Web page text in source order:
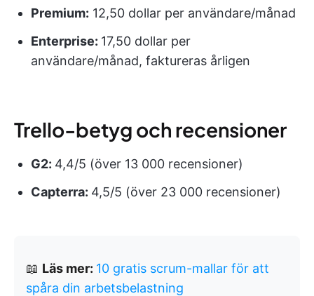
Premium: 12,50 dollar per användare/månad
Enterprise: 17,50 dollar per
användare/månad, faktureras årligen
Trello-betyg och recensioner
G2: 4,4/5 (över 13 000 recensioner)
Capterra: 4,5/5 (över 23 000 recensioner)
📖 Läs mer: 10 gratis scrum-mallar för att
spåra din arbetsbelastning